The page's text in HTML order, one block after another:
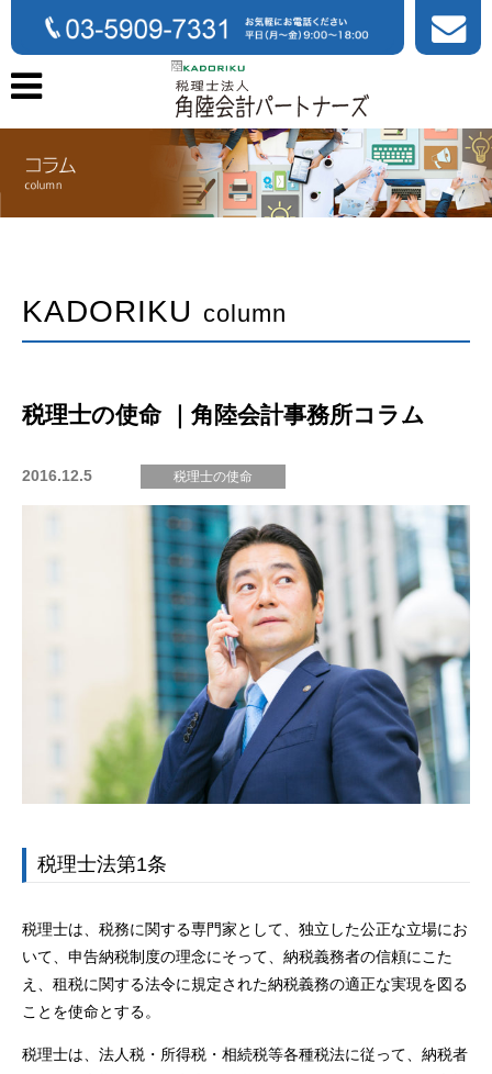
KADORIKU column
税理士の使命 ｜角陸会計事務所コラム
2016.12.5 税理士の使命
税理士法第1条
税理士は、税務に関する専門家として、独立した公正な立場にお
いて、申告納税制度の理念にそって、納税義務者の信頼にこた
え、租税に関する法令に規定された納税義務の適正な実現を図る
ことを使命とする。
税理士は、法人税・所得税・相続税等各種税法に従って、納税者